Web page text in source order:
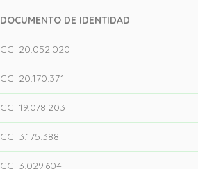
DOCUMENTO DE IDENTIDAD
CC. 20.052.020
CC. 20.170.371
CC. 19.078.203
CC. 3.175.388
CC. 3.029.604